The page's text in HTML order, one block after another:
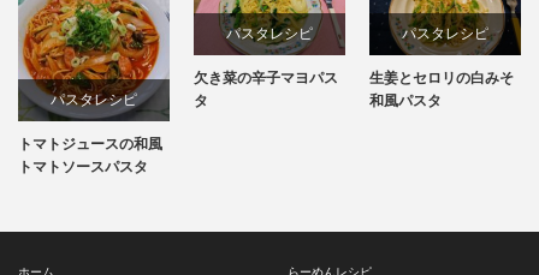
パスタレシピ
トマトジュースの和風
トマトソースパスタ
パスタレシピ
欠き菜の辛子マヨパス
タ
パスタレシピ
生姜とセロリの白みそ
和風パスタ